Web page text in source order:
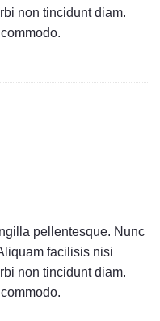
non tincidunt diam.
pellentesque. Nunc
facilisis nisi
non tincidunt diam.